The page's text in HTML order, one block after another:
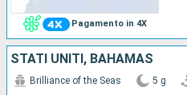
Pagamento in 4X
STATI UNITI, BAHAMAS
Brilliance of the Seas 5 g